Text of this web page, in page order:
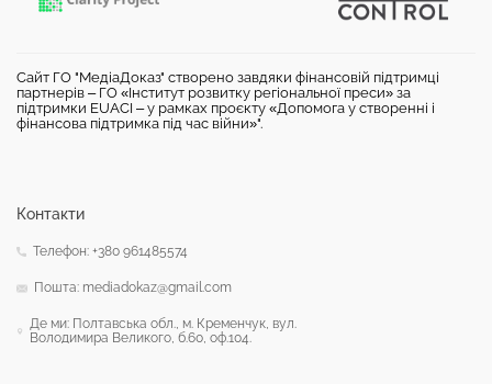
Сайт ГО "МедіаДоказ" створено завдяки фінансовій підтримці
партнерів – ГО «Інститут розвитку регіональної преси» за
підтримки EUACI – у рамках проєкту «Допомога у створенні і
фінансова підтримка під час війни»".
Контакти
Телефон: +380 961485574
Пошта: mediadokaz@gmail.com
Де ми: Полтавська обл., м. Кременчук, вул.
Володимира Великого, б.60, оф.104.